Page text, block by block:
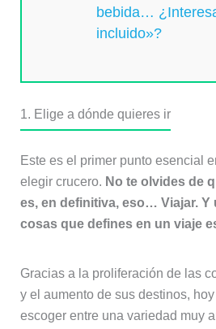
bebida…
incluido»?
1. Elige a dónde quieres ir
Este es el primer punto esencial
elegir crucero. No te olvides de
es, en definitiva, eso… Viajar. Y
cosas que defines en un viaje
Gracias a la proliferación de las
y el aumento de sus destinos,
escoger entre una variedad muy